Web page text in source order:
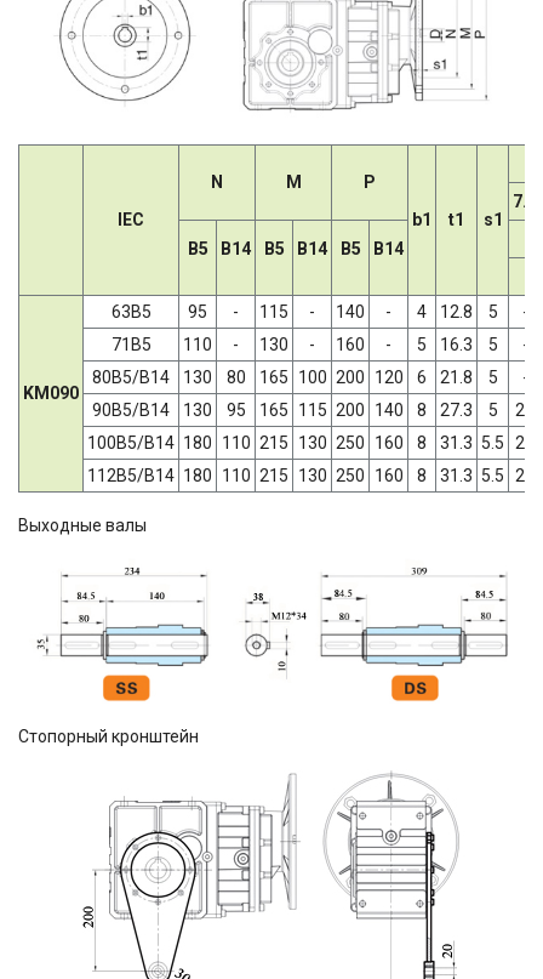
IEC
N M
P
b1
t1 s1
7.5
B5 B14 B5 B14 B5 B14
KM090
63B5 95 - 115 - 140 - 4 12.8 5
-
71B5
110 - 130 - 160 - 5 16.3 5
-
80B5/B14
130 80 165 100 200 120 6 21.8 5
-
90B5/B14
130 95 165 115 200 140 8 27.3 5
24
100B5/B14 180 110 215 130 250 160 8 31.3 5.5
28
112B5/B14 180 110 215 130 250 160 8 31.3 5.5 28
Выходные валы
Стопорный кронштейн